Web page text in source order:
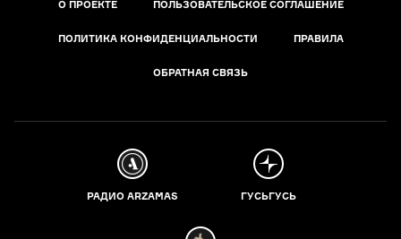
О ПРОЕКТЕ ПОЛЬЗОВАТЕЛЬСКОЕ СОГЛАШЕНИЕ
ПОЛИТИКА КОНФИДЕНЦИАЛЬНОСТИ ПРАВИЛА
ОБРАТНАЯ СВЯЗЬ
РАДИО ARZAMAS ГУСЬГУСЬ